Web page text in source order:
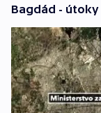
Bagdád - útoky